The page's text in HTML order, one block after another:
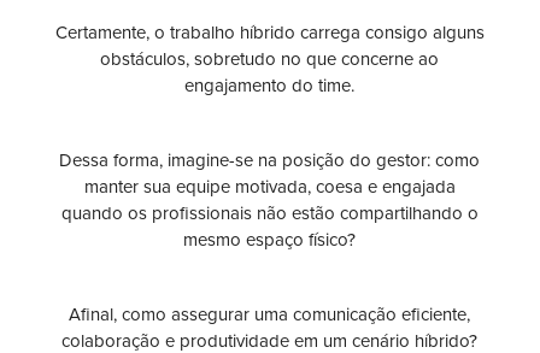
Certamente, o trabalho híbrido carrega consigo alguns
obstáculos, sobretudo no que concerne ao
engajamento do time.
Dessa forma, imagine-se na posição do gestor: como
manter sua equipe motivada, coesa e engajada
quando os profissionais não estão compartilhando o
mesmo espaço físico?
Afinal, como assegurar uma comunicação eficiente,
colaboração e produtividade em um cenário híbrido?